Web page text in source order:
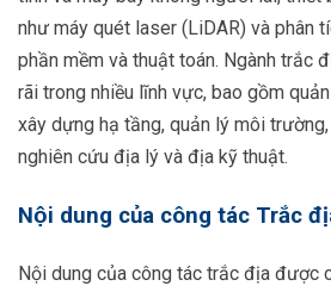
như máy quét laser (LiDAR) và phân
phần mềm và thuật toán. Ngành trắc
rãi trong nhiều lĩnh vực, bao gồm
xây dựng hạ tầng, quản lý môi
nghiên cứu địa lý và địa kỹ thuật.
Nội dung của công tác Trắc
Nội dung của công tác trắc địa được